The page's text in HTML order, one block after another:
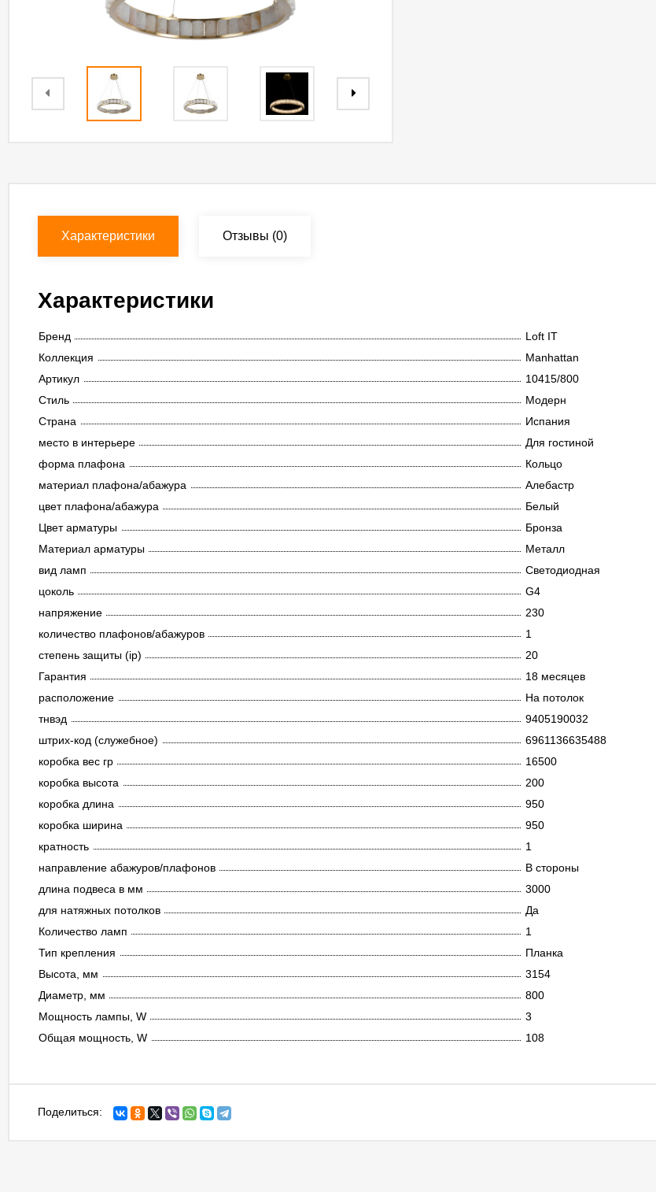
Характеристики Отзывы (0)
Характеристики
Бренд
Loft IT
Коллекция
Manhattan
Артикул
10415/800
Стиль
Модерн
Страна
Испания
место в интерьере
Для гостиной
форма плафона
Кольцо
материал плафона/абажура
Алебастр
цвет плафона/абажура
Белый
Цвет арматуры
Бронза
Материал арматуры
Металл
вид ламп
Светодиодная
цоколь
G4
напряжение
230
количество плафонов/абажуров
1
степень защиты (ip)
20
Гарантия
18 месяцев
расположение
На потолок
тнвэд
9405190032
штрих-код (служебное)
6961136635488
коробка вес гр
16500
коробка высота
200
коробка длина
950
коробка ширина
950
кратность
1
направление абажуров/плафонов
В стороны
длина подвеса в мм
3000
для натяжных потолков
Да
Количество ламп
1
Тип крепления
Планка
Высота, мм
3154
Диаметр, мм
800
Мощность лампы, W
3
Общая мощность, W
108
Поделиться: